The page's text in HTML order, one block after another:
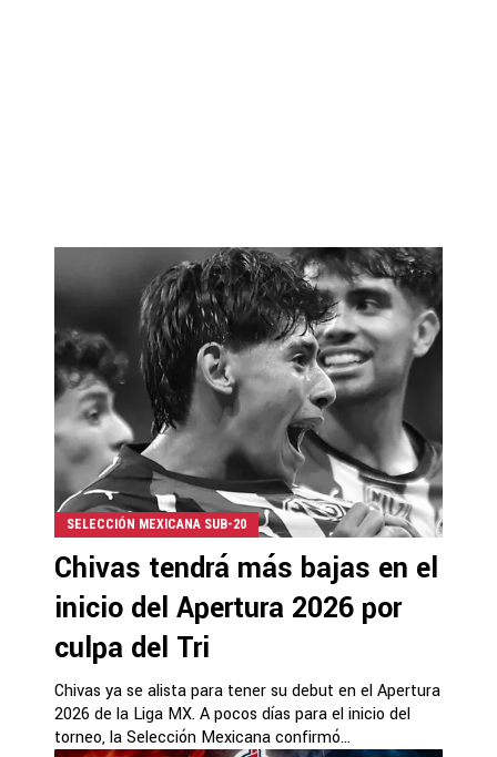
SELECCIÓN MEXICANA SUB-20
Chivas tendrá más bajas en el
inicio del Apertura 2026 por
culpa del Tri
Chivas ya se alista para tener su debut en el Apertura
2026 de la Liga MX. A pocos días para el inicio del
torneo, la Selección Mexicana confirmó...